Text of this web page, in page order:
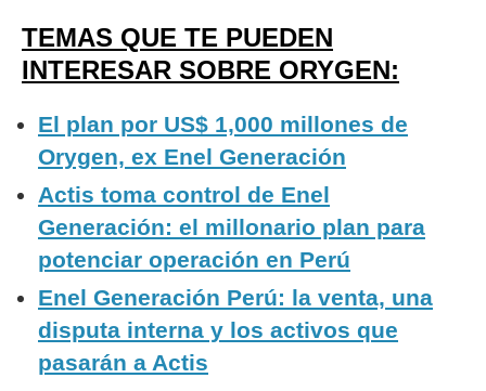
TEMAS QUE TE PUEDEN
INTERESAR SOBRE ORYGEN:
El plan por US$ 1,000 millones de
Orygen, ex Enel Generación
Actis toma control de Enel
Generación: el millonario plan para
potenciar operación en Perú
Enel Generación Perú: la venta, una
disputa interna y los activos que
pasarán a Actis